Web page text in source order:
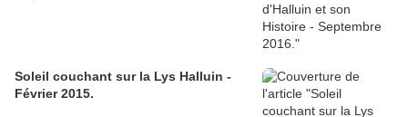
Soleil couchant sur la Lys Halluin -
Février 2015.